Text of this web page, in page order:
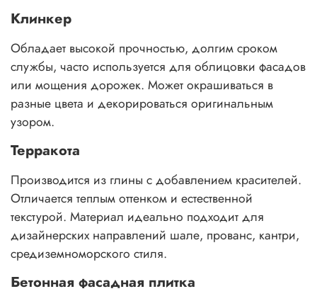
Клинкер
Обладает высокой прочностью, долгим сроком
службы, часто используется для облицовки фасадов
или мощения дорожек. Может окрашиваться в
разные цвета и декорироваться оригинальным
узором.
Терракота
Производится из глины с добавлением красителей.
Отличается теплым оттенком и естественной
текстурой. Материал идеально подходит для
дизайнерских направлений шале, прованс, кантри,
средиземноморского стиля.
Бетонная фасадная плитка